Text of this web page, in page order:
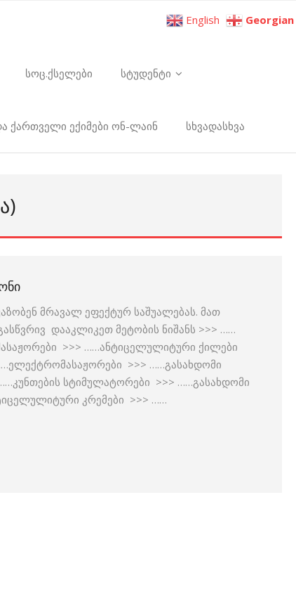
სოც.ქსელები სტუდენტი
ქართველი ექიმები ონ-ლაინ სხვადასხვა
მრავალ ეფექტურ საშუალებას. მათ
დააკლიკეთ მეტობის ნიშანს >>> ……
>>> ……ანტიცელულიტური ქილები
>>> ……გასახდომი
სტიმულატორები >>> ……გასახდომი
კრემები >>> ……
English Georgian